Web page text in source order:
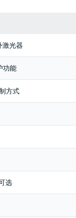
激光器
功能
方式
选